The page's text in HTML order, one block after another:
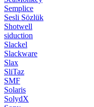
Semplice
Sesli Sözlük
Shotwell
siduction
Slackel
Slackware
Slax
SliTaz
SMF
Solaris
SolydX